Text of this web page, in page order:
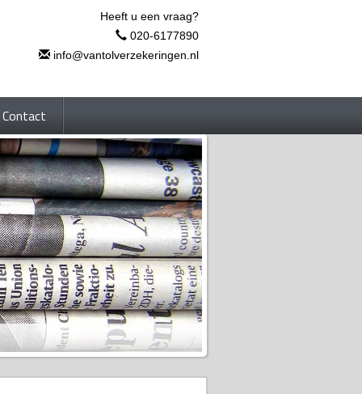
Heeft u een vraag?
020-6177890
info@vantolverzekeringen.nl
Contact